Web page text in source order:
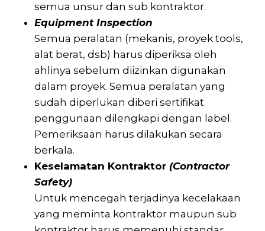
semua unsur dan sub kontraktor.
Equipment Inspection
Semua peralatan (mekanis, proyek tools,
alat berat, dsb) harus diperiksa oleh
ahlinya sebelum diizinkan digunakan
dalam proyek. Semua peralatan yang
sudah diperlukan diberi sertifikat
penggunaan dilengkapi dengan label.
Pemeriksaan harus dilakukan secara
berkala.
Keselamatan Kontraktor (Contractor
Safety)
Untuk mencegah terjadinya kecelakaan
yang meminta kontraktor maupun sub